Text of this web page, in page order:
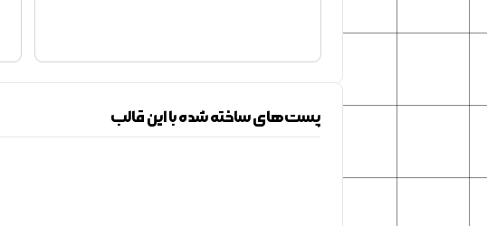
پست‌های ساخته شده با این قالب